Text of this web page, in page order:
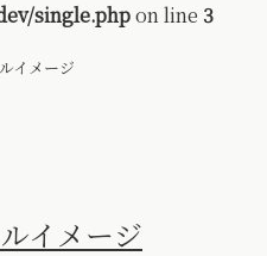
single.phpon line 3
イメージ
イメージ